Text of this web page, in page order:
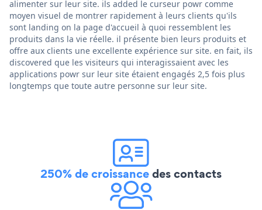
alimenter sur leur site. ils added le curseur powr comme
moyen visuel de montrer rapidement à leurs clients qu'ils
sont landing on la page d'accueil à quoi ressemblent les
produits dans la vie réelle. il présente bien leurs produits et
offre aux clients une excellente expérience sur site. en fait, ils
discovered que les visiteurs qui interagissaient avec les
applications powr sur leur site étaient engagés 2,5 fois plus
longtemps que toute autre personne sur leur site.
250% de croissancedes contacts